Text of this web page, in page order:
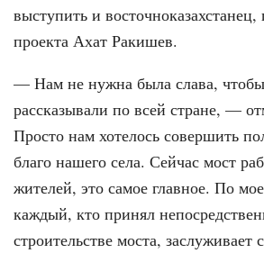
выступить и восточноказахстанец,
проекта Ахат Ракишев.
— Нам не нужна была слава,
рассказывали по всей стране, —
Просто нам хотелось совершить
благо нашего села. Сейчас мост
жителей, это самое главное. По
каждый, кто принял
строительстве моста, заслуживает